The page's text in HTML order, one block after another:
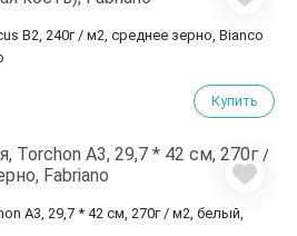
B2, 240г / м2, среднее зерно, Bianco
Купить
A3, 29,7 * 42 см, 270г / м2, белый,